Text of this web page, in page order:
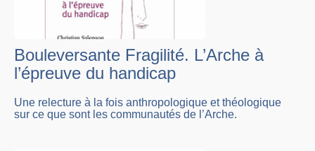
Bouleversante Fragilité. L’Arche à
l’épreuve du handicap
Une relecture à la fois anthropologique et théologique
sur ce que sont les communautés de l’Arche.